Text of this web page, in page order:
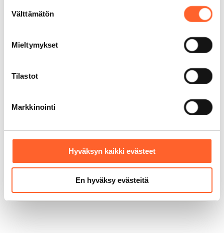
valinta
Välttämätön
Mieltymykset
Tilastot
Markkinointi
Hyväksyn kaikki evästeet
En hyväksy evästeitä
Talliosakkeesta unelmiensa autotallin,
varaston, työpajan – jopa kuntosalin.
200 000 m² rakennettuja
Monikäyttöiset tilamme sopivat
moneen tarkoitukseen. Yli 6 000
asiakastamme on jo muokannut
varaston, työpajan – jopa kuntosalin.